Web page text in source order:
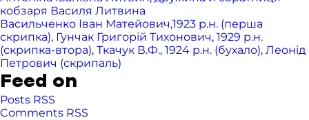
кобзаря Василя Литвина
Васильченко Іван Матейович,1923 р.н. (перша
скрипка), Гунчак Григорій Тихонович, 1929 р.н.
(скрипка-втора), Ткачук В.Ф., 1924 р.н. (бухало), Леонід
Петрович (скрипаль)
Feed on
Posts RSS
Comments RSS